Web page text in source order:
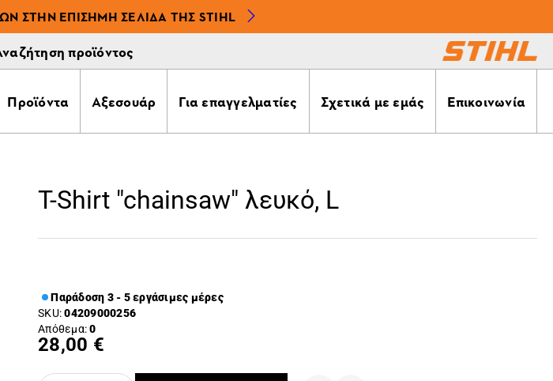
ΣΤΗΝ ΕΠΊΣΗΜΗ ΣΕΛΊΔΑ ΤΗΣ STIHL
προϊόντος
Προϊόντα Αξεσουάρ Για επαγγελματίες Σχετικά με εμάς Επικοινωνία
T-Shirt "chainsaw" λευκό, L
Παράδοση 3 - 5 εργάσιμες μέρες
SKU:04209000256
Απόθεμα:0
28,00 €